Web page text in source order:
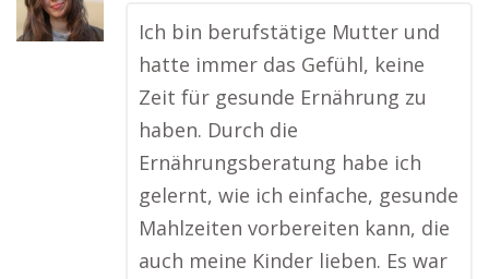
Ich bin berufstätige Mutter und
hatte immer das Gefühl, keine
Zeit für gesunde Ernährung zu
haben. Durch die
Ernährungsberatung habe ich
gelernt, wie ich einfache, gesunde
Mahlzeiten vorbereiten kann, die
auch meine Kinder lieben. Es war